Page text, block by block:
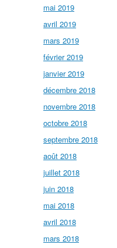
mai 2019
avril 2019
mars 2019
février 2019
janvier 2019
décembre 2018
novembre 2018
octobre 2018
septembre 2018
août 2018
juillet 2018
juin 2018
mai 2018
avril 2018
mars 2018